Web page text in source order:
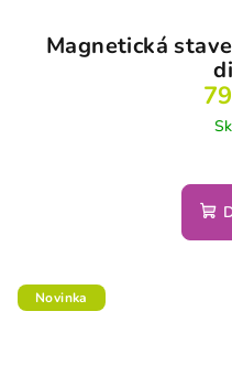
Magnetická
Novinka